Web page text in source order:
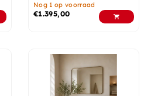
Nog 1 op voorraad
€1.395,00